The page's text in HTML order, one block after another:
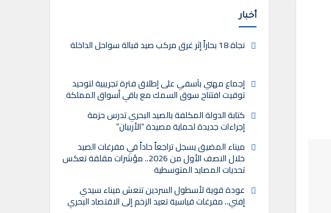
أخبار
نجاة 18 بحاراً إثر غرق مركب صيد قبالة سواحل الداخلة
إجماع مهني بآسفي على إطلاق فترة تجريبية لتوحيد
توقيت افتتاح سوق السمك مع باقي أسواق المملكة
كتابة الدولة المكلفة بالصيد البحري تدرس حزمة
إجراءات جديدة لحماية مصيدة “الأربيان”
ميناء المضيق يسجل تراجعاً حاداً في مفرغات الصيد
خلال النصف الأول من 2026.. مؤشرات مقلقة تعكس
تحديات المصايد المتوسطية
عودة قوية لأسطول السردين تنعش ميناء سيدي
إفني.. مفرغات قياسية تعيد الزخم إلى الاقتصاد البحري